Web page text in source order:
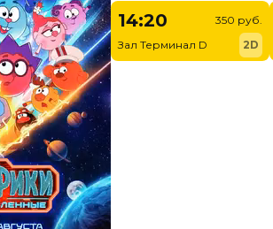
14:20
Зал Терминал D
350 руб.
2D